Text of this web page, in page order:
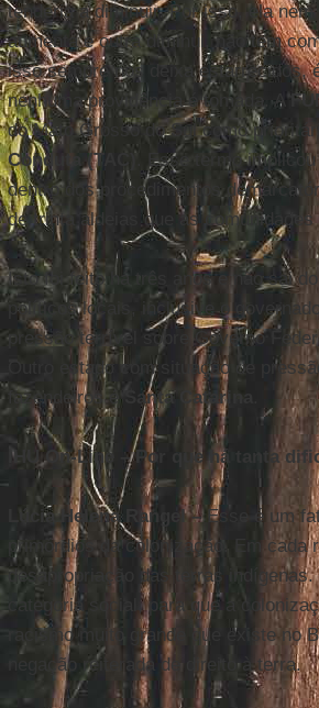
tenderia a diminuir. Por isso, ela
aumenta e outra diminui, não tem
isso sempre nos deixa estarrecidos,
nenhuma providência é tomada. A
do Mato Grosso do Sul como
Conduta (TAC). Esse termo
dentro dos procedimentos
de trinta aldeias que as comunidades
Isto foi feito há três anos e não sai
políticos locais, inclusive o
pressão terrível sobre Governo
Outro estado com situação de
fazendeiros éSanta Catarina
IHU On-Line – Por que há tanta
Lúcia Helena Rangel –Esse é um
primórdios da colonização. Em
desapropriação das terras
categoria social, para que a
racismo muito grande que existe no
negação reiterada de direito à terra.